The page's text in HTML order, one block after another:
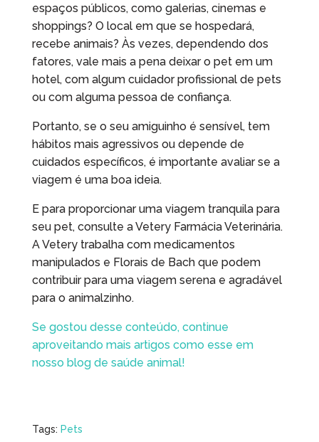
espaços públicos, como galerias, cinemas e
shoppings? O local em que se hospedará,
recebe animais? Às vezes, dependendo dos
fatores, vale mais a pena deixar o pet em um
hotel, com algum cuidador profissional de pets
ou com alguma pessoa de confiança.
Portanto, se o seu amiguinho é sensível, tem
hábitos mais agressivos ou depende de
cuidados específicos, é importante avaliar se a
viagem é uma boa ideia.
E para proporcionar uma viagem tranquila para
seu pet, consulte a Vetery Farmácia Veterinária.
A Vetery trabalha com medicamentos
manipulados e Florais de Bach que podem
contribuir para uma viagem serena e agradável
para o animalzinho.
Se gostou desse conteúdo, continue
aproveitando mais artigos como esse em
nosso blog de saúde animal!
Tags: Pets